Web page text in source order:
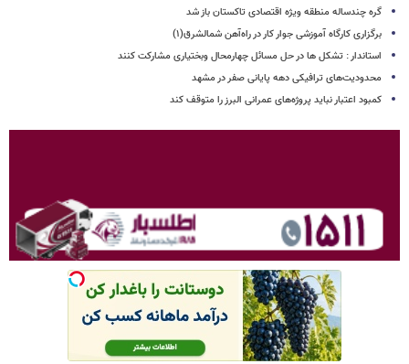
گره چندساله منطقه ویژه اقتصادی تاکستان باز شد
برگزاری کارگاه آموزشی جوار کار در راه‌آهن شمالشرق(۱)
استاندار : تشکل ها در حل مسائل چهارمحال وبختیاری مشارکت کنند
محدودیت‌های ترافیکی دهه پایانی صفر در مشهد
کمبود اعتبار نباید پروژه‌های عمرانی البرز را متوقف کند